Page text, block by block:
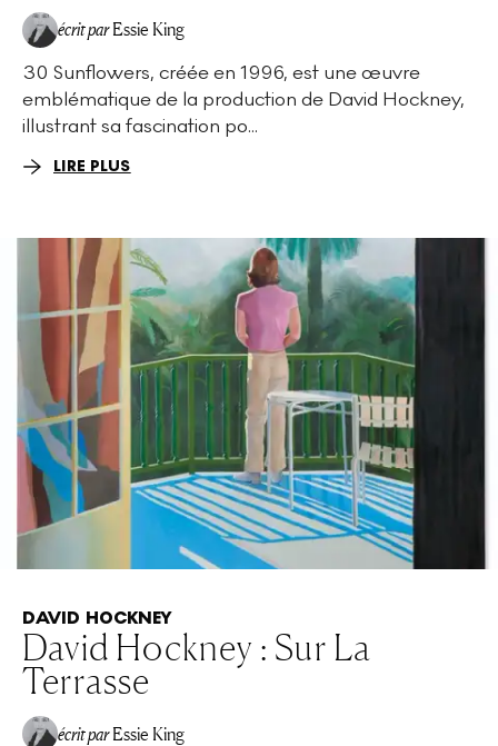
écrit par Essie King
30 Sunflowers, créée en 1996, est une œuvre
emblématique de la production de David Hockney,
illustrant sa fascination po...
LIRE PLUS
DAVID HOCKNEY
David Hockney : Sur La
Terrasse
écrit par Essie King